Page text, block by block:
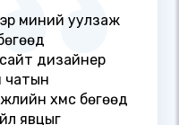
миний уулзаж
дизайнер
чатын
хүмүүс бөгөөд
явцыг